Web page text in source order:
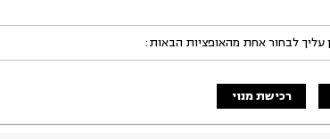
עליך לבחור אחת מהאופציות הבאות:
רכישת מנוי